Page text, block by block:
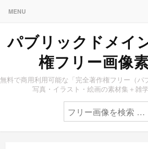
MENU
パブリックドメイ
権フリー画像
無料で商用利用可能な「完全著作権フリー（パ
写真・イラスト・絵画の素材集＋雑